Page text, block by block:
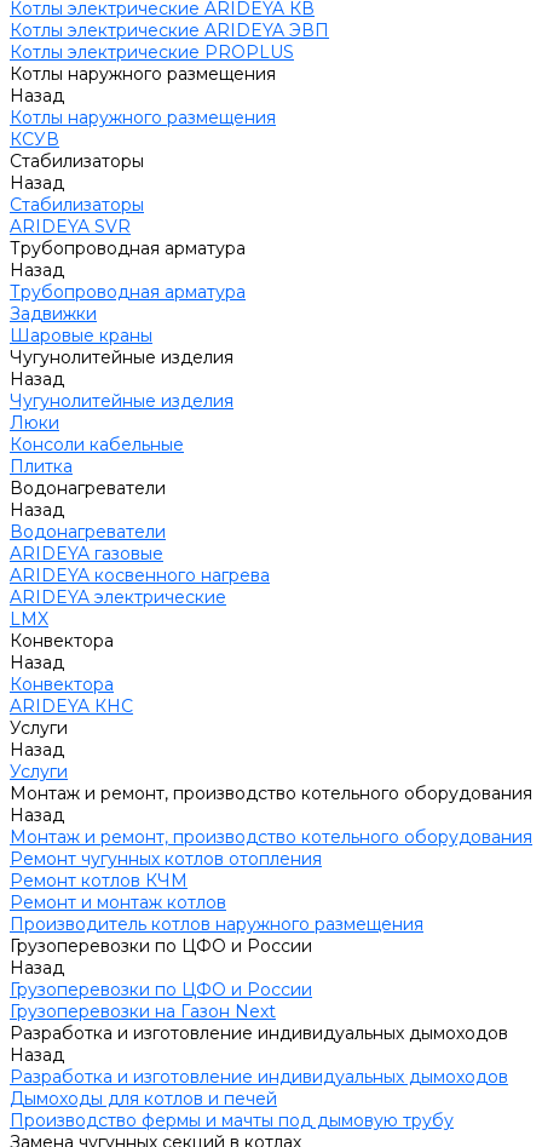
Котлы электрические ARIDEYA КВ
Котлы электрические ARIDEYA ЭВП
Котлы электрические PROPLUS
Котлы наружного размещения
Назад
Котлы наружного размещения
КСУВ
Стабилизаторы
Назад
Стабилизаторы
ARIDEYA SVR
Трубопроводная арматура
Назад
Трубопроводная арматура
Задвижки
Шаровые краны
Чугунолитейные изделия
Назад
Чугунолитейные изделия
Люки
Консоли кабельные
Плитка
Водонагреватели
Назад
Водонагреватели
ARIDEYA газовые
ARIDEYA косвенного нагрева
ARIDEYA электрические
LMX
Конвектора
Назад
Конвектора
ARIDEYA КНС
Услуги
Назад
Услуги
Монтаж и ремонт, производство котельного оборудования
Назад
Монтаж и ремонт, производство котельного оборудования
Ремонт чугунных котлов отопления
Ремонт котлов КЧМ
Ремонт и монтаж котлов
Производитель котлов наружного размещения
Грузоперевозки по ЦФО и России
Назад
Грузоперевозки по ЦФО и России
Грузоперевозки на Газон Next
Разработка и изготовление индивидуальных дымоходов
Назад
Разработка и изготовление индивидуальных дымоходов
Дымоходы для котлов и печей
Производство фермы и мачты под дымовую трубу
Замена чугунных секций в котлах